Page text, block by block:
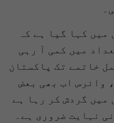
کہا گیا ہے کہ
میں کمی آ رہی
خاتمے تک پاکستان
وائرس اب بھی بعض
میں گردش کر رہا ہے
نہایت ضروری ہے۔